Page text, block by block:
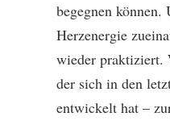
begegnen
Herzenergie
wieder praktiziert.
der sich in den
entwickelt hat –